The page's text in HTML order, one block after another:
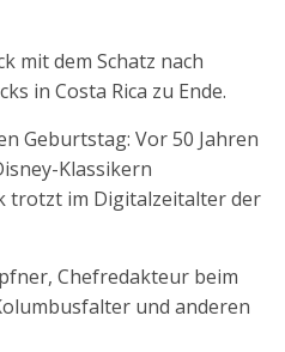
mit dem Schatz nach
in Costa Rica zu Ende.
Geburtstag: Vor 50 Jahren
Klassikern
trotzt im Digitalzeitalter der
Chefredakteur beim
und anderen